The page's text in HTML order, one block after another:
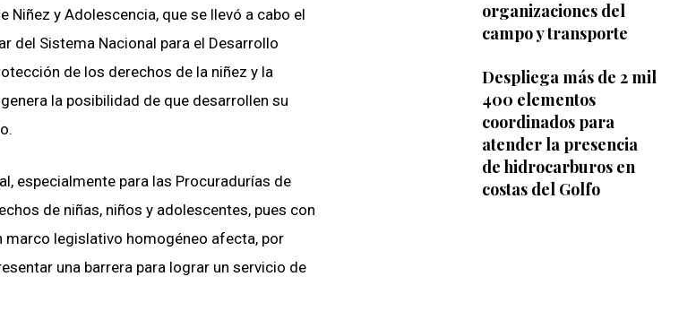
y Adolescencia, que se llevó a cabo el
del Sistema Nacional para el Desarrollo
de los derechos de la niñez y la
la posibilidad de que desarrollen su
especialmente para las Procuradurías de
de niñas, niños y adolescentes, pues con
marco legislativo homogéneo afecta, por
una barrera para lograr un servicio de
organizaciones del
campo y transporte
Despliega más de 2 mil
400 elementos
coordinados para
atender la presencia
de hidrocarburos en
costas del Golfo